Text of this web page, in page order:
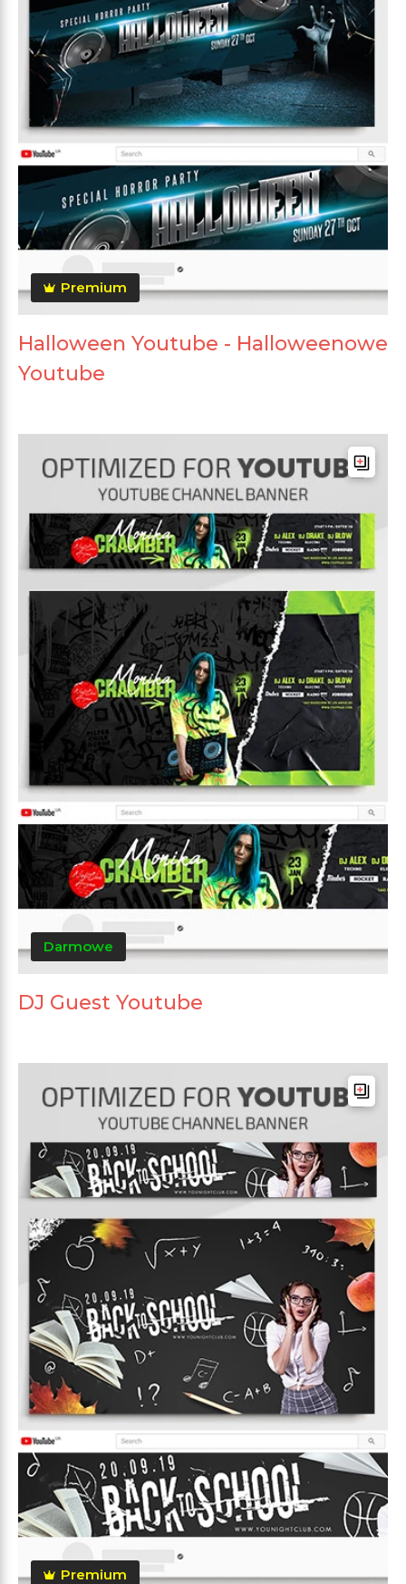
Premium
Halloween Youtube - Halloweenowe
Youtube
Darmowe
DJ Guest Youtube
Premium